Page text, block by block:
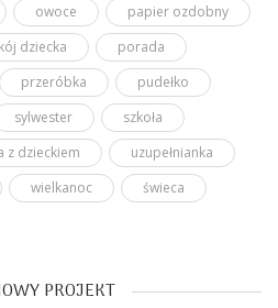
owoce
papier ozdobny
dziecka
porada
przeróbka
pudełko
sylwester
szkoła
z dzieckiem
uzupełnianka
wielkanoc świeca
PROJEKT